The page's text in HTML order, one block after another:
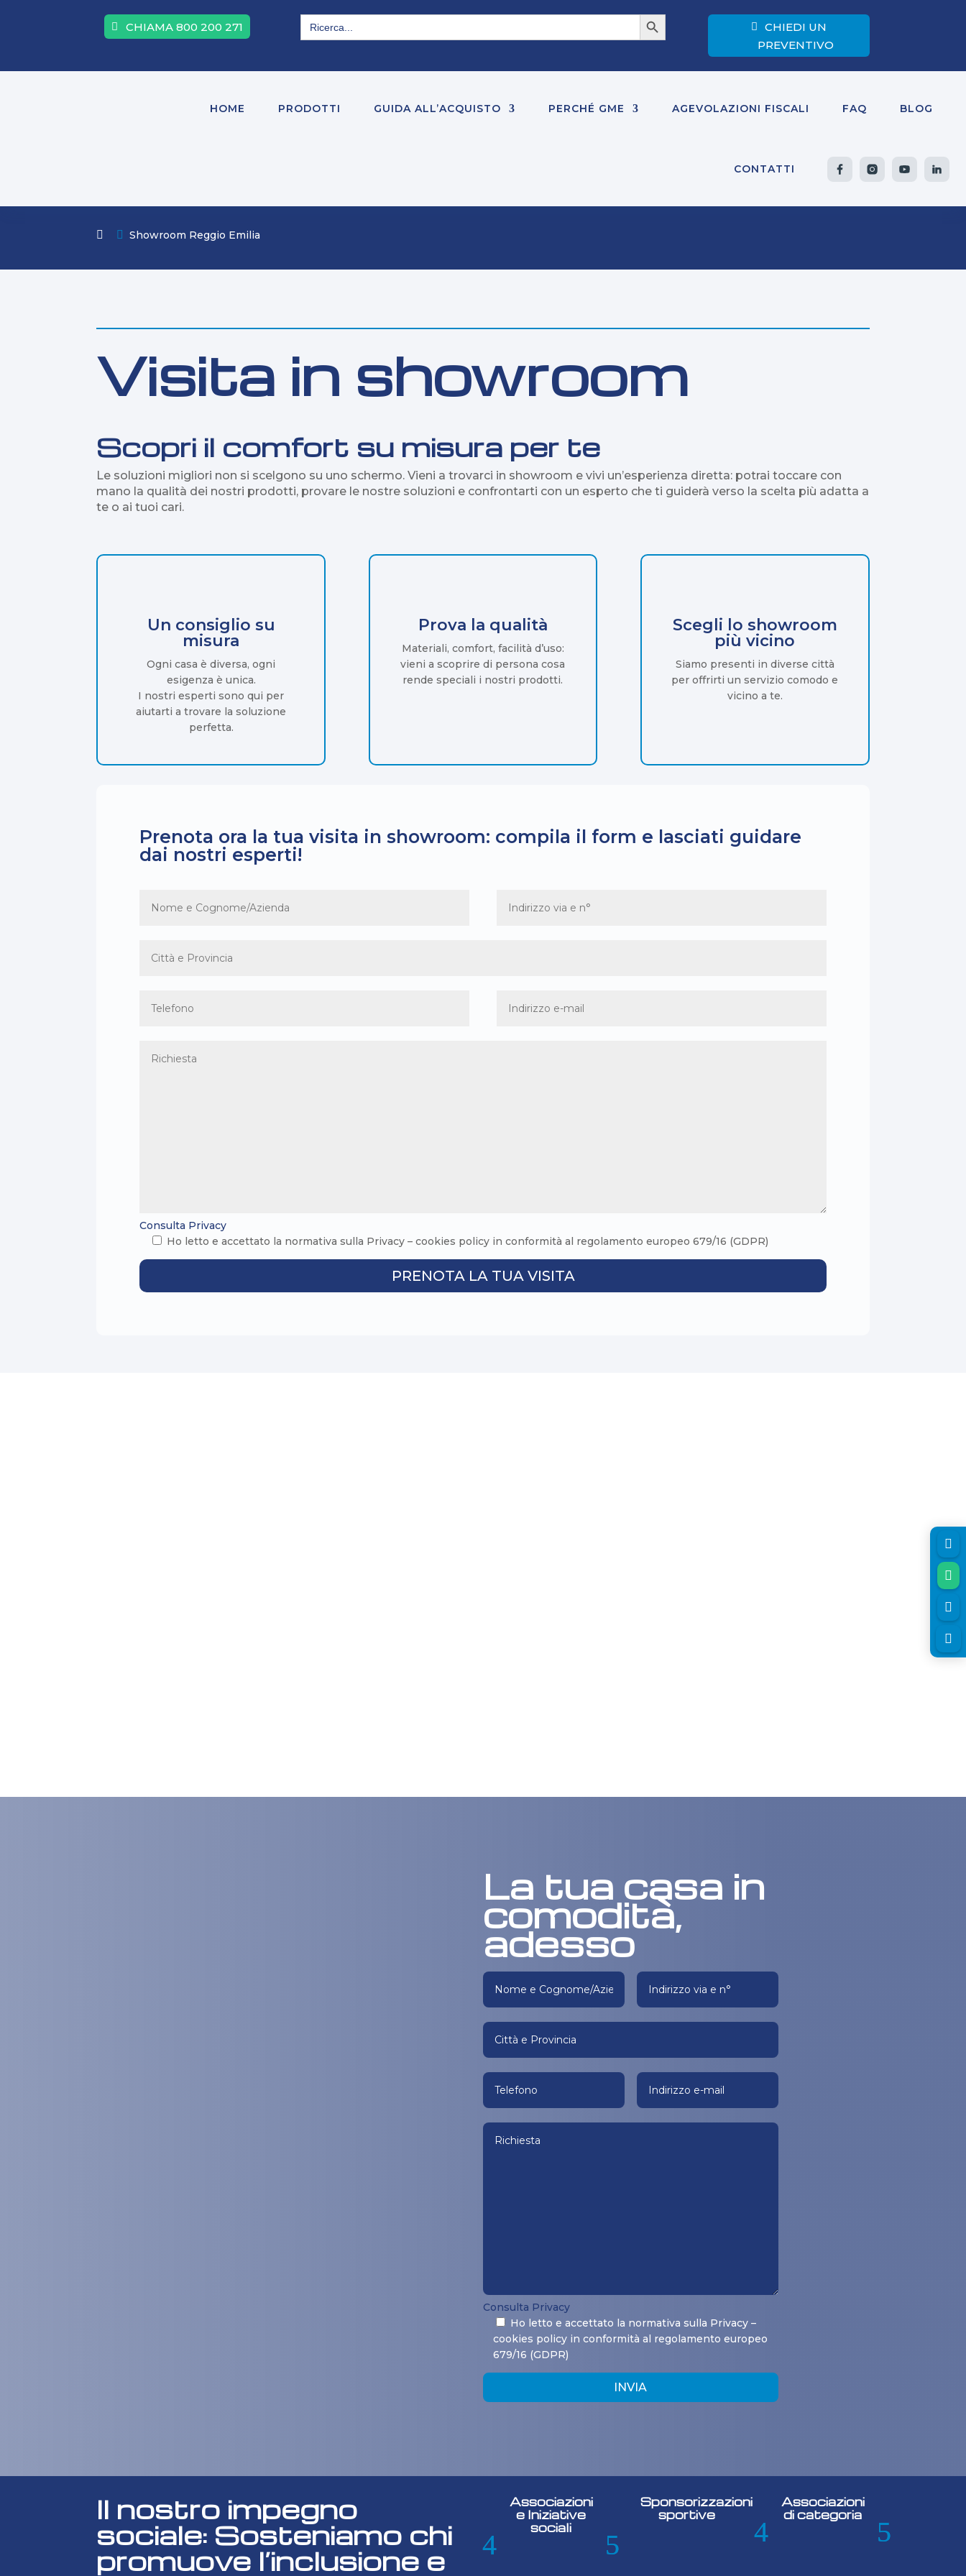
CHIAMA 800 200 271
Search
for:
Search Button
CHIEDI UN
PREVENTIVO
HOME PRODOTTI GUIDA ALL’ACQUISTO PERCHÉ GME AGEVOLAZIONI FISCALI FAQ BLOG
CONTATTI
 Showroom Reggio Emilia
Visita in showroom
Scopri il comfort su misura per te
Le soluzioni migliori non si scelgono su uno schermo. Vieni a trovarci in showroom e vivi un’esperienza diretta: potrai toccare con
mano la qualità dei nostri prodotti, provare le nostre soluzioni e confrontarti con un esperto che ti guiderà verso la scelta più adatta a
te o ai tuoi cari.
Un consiglio su
misura
Ogni casa è diversa, ogni
esigenza è unica.
I nostri esperti sono qui per
aiutarti a trovare la soluzione
perfetta.
Prova la qualità
Materiali, comfort, facilità d’uso:
vieni a scoprire di persona cosa
rende speciali i nostri prodotti.
Scegli lo showroom
più vicino
Siamo presenti in diverse città
per offrirti un servizio comodo e
vicino a te.
Prenota ora la tua visita in showroom: compila il form e lasciati guidare
dai nostri esperti!
Consulta Privacy
Ho letto e accettato la normativa sulla Privacy – cookies policy in conformità al regolamento europeo 679/16 (GDPR)
PRENOTA LA TUA VISITA
La tua casa in
comodità,
adesso
Consulta Privacy
Ho letto e accettato la normativa sulla Privacy –
cookies policy in conformità al regolamento europeo
679/16 (GDPR)
INVIA
Il nostro impegno
sociale: Sosteniamo chi
promuove l’inclusione e
Associazioni
e Iniziative
sociali
Sponsorizzazioni
sportive
Associazioni
di categoria



